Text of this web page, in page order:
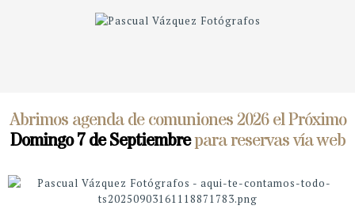
Abrimos agenda de comuniones 2026 el Próximo
Domingo 7 de Septiembrepara reservas vía web